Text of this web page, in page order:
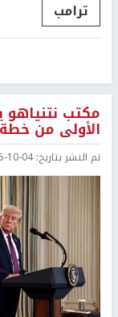
ترامب
مكتب نتنياهو
الأولى من
تم النشر بتاريخ:04 18:43